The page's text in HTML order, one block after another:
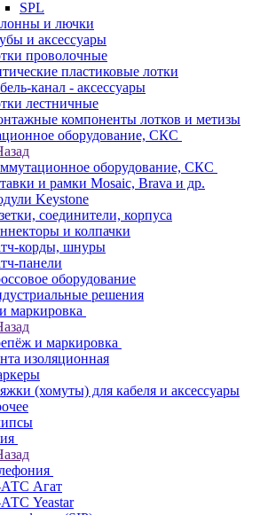
SPL
и лючки
и аксессуары
проволочные
пластиковые лотки
канал - аксессуары
лестничные
компоненты лотков и метизы
оборудование, СКС
оборудование, СКС
и рамки Mosaic, Brava и др.
Keystone
соединители, корпуса
и колпачки
корды, шнуры
панели
оборудование
решения
маркировка
и маркировка
изоляционная
(хомуты) для кабеля и аксессуары
Агат
Yeastar